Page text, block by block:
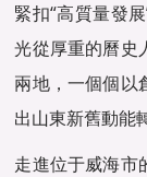
緊扣“高質量發
光從厚重的曆史
兩地，一個個以
出山東新舊動能
走進位于威海市